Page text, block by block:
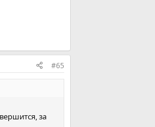
#65
за